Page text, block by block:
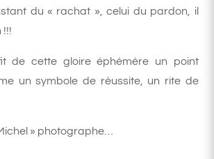
du « rachat », celui du pardon, il
!!!
de cette gloire éphémère un point
un symbole de réussite, un rite de
» photographe…